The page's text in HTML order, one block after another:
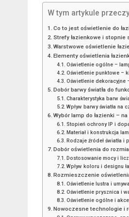
W tym artykule
Co to jest oświetlenie do
Strefy łazienkowe i
Warstwowe oświetlenie
Elementy oświetlenia
Oświetlenie ogólne –
Oświetlenie punktowe –
Oświetlenie dekoracyjne
Dobór barwy światła do
Charakterystyka barw
Wpływ barwy światła na
Wybór lamp do łazienki –
Stopień ochrony IP i
Materiał i konstrukcja
Rodzaje źródeł światła i
Dobór oświetlenia do
Dostosowanie mocy i
Wpływ koloru i designu
Rozmieszczenie
Oświetlenie lustra i
Oświetlenie prysznica i
Oświetlenie ogólne i
Nowoczesne technologie i